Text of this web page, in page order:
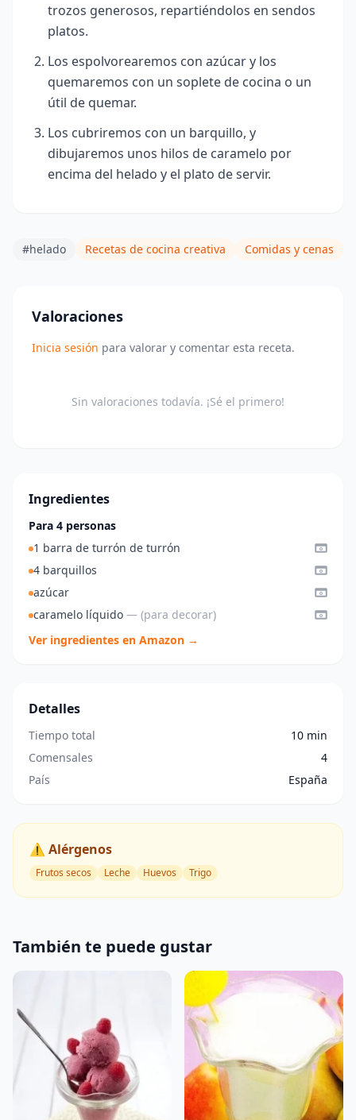
trozos generosos, repartiéndolos en sendos
platos.
Los espolvorearemos con azúcar y los
quemaremos con un soplete de cocina o un
útil de quemar.
Los cubriremos con un barquillo, y
dibujaremos unos hilos de caramelo por
encima del helado y el plato de servir.
#helado Recetas de cocina creativa Comidas y cenas
Valoraciones
Inicia sesión para valorar y comentar esta receta.
Sin valoraciones todavía. ¡Sé el primero!
Ingredientes
Para 4 personas
1 barra de turrón de turrón
4 barquillos
azúcar
caramelo líquido — (para decorar)
Ver ingredientes en Amazon →
Detalles
Tiempo total
10 min
Comensales
4
País
España
⚠️ Alérgenos
Frutos secos Leche Huevos Trigo
También te puede gustar